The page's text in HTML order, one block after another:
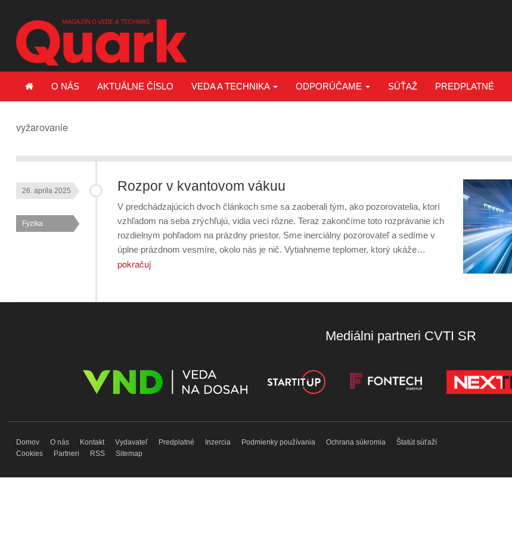
O NÁS AKTUÁLNE ČÍSLO VEDA A TECHNIKA ODPORÚČAME SÚŤAŽ PREDPLATNÉ
vyžarovanie
Rozpor v kvantovom vákuu
26. apríla 2025
Fyzika
V predchádzajúcich dvoch článkoch sme sa zaoberali tým, ako pozorovatelia, ktorí
vzhľadom na seba zrýchľujú, vidia veci rôzne. Teraz zakončíme toto rozprávanie ich
rozdielnym pohľadom na prázdny priestor. Sme inerciálny pozorovateľ a sedíme v
úplne prázdnom vesmíre, okolo nás je nič. Vytiahneme teplomer, ktorý ukáže…
pokračuj
Mediálni partneri CVTI SR
Domov O nás Kontakt Vydavateľ Predplatné Inzercia Podmienky používania Ochrana súkromia
Štatút súťaží
Cookies
Partneri RSS Sitemap